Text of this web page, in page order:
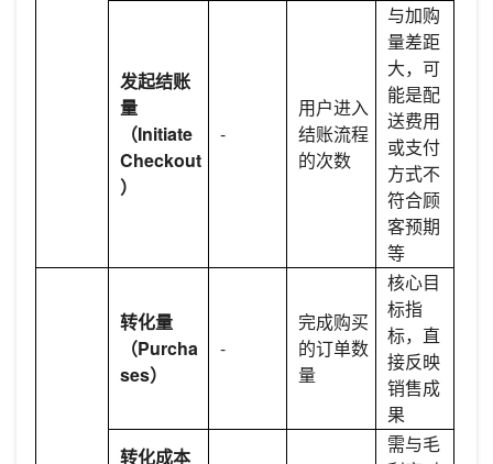
发起结账
量
（Initiate
Checkout
）
-
用户进入
结账流程
的次数
与加购
量差距
大，可
能是配
送费用
或支付
方式不
符合顾
客预期
等
转化量
（Purcha
ses）
-
完成购买
的订单数
量
核心目
标指
标，直
接反映
销售成
果
转化成本
需与毛